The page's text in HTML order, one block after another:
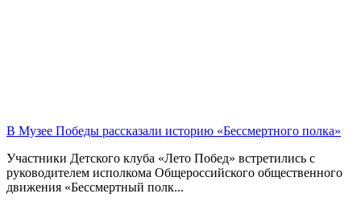
В Музее Победы рассказали историю «Бессмертного полка»
Участники Детского клуба «Лето Побед» встретились с
руководителем исполкома Общероссийского общественного
движения «Бессмертный полк...